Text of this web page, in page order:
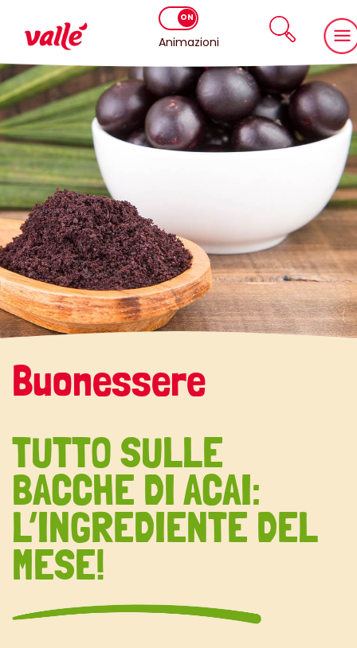
Animazioni
Buonessere
TUTTO SULLE
BACCHE DI ACAI:
L’INGREDIENTE DEL
MESE!